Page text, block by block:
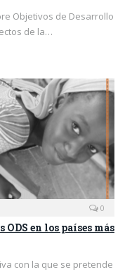
Objetivos de Desarrollo
de la…
0
en los países más
con la que se pretende